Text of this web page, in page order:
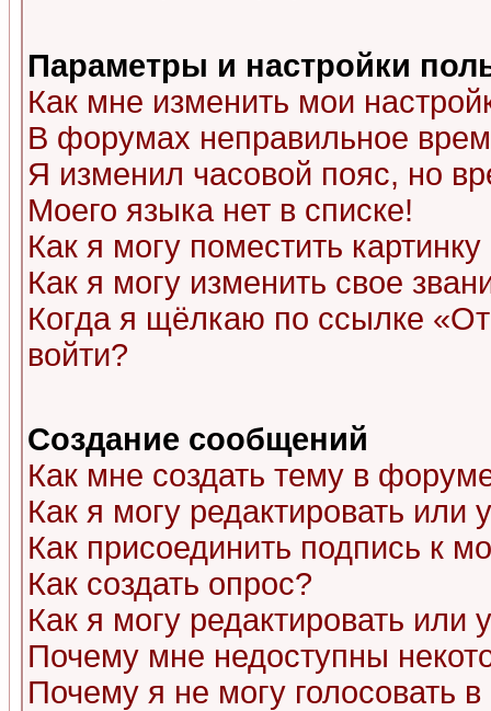
Параметры и настройки
Как мне изменить мои
В форумах неправильное
Я изменил часовой пояс, но
Моего языка нет в списке!
Как я могу поместить
Как я могу изменить свое
Когда я щёлкаю по ссылке
войти?
Создание сообщений
Как мне создать тему в
Как я могу редактировать или
Как присоединить подпись к
Как создать опрос?
Как я могу редактировать или
Почему мне недоступны
Почему я не могу голосовать